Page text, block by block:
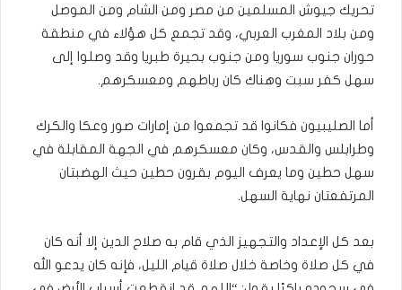
تحريك جيوش المسلمين من مصر ومن الشام ومن الموصل
ومن بلاد المغرب العربي، وقد تجمع كل هؤلاء في منطقة
حوران جنوب سوريا ومن جنوب بحيرة طبريا وقد وصلوا إلى
سهل كفر سبت وهناك كان رباطهم ومعسكرهم.
أما الصليبيون فكانوا قد تجمعوا من إمارات صور وعكا والكرك
وطرابلس والقدس، وكان معسكرهم في الجهة المقابلة في
سهل حطين وما يعرف اليوم بقرون حطين حيث الهضبتان
المرتفعتان نهاية السهل.
بعد كل الإعداد والتجهيز الذي قام به صلاح الدين إلا أنه كان
في كل صلاة وخاصة خلال صلاة قيام الليل، فإنه كان يدعو الله